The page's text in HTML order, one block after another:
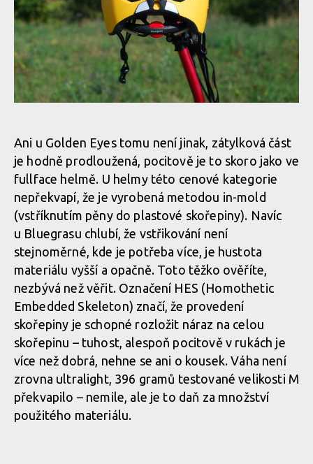
Ani u Golden Eyes tomu není jinak, zátylková část
je hodně prodloužená, pocitově je to skoro jako ve
fullface helmě. U helmy této cenové kategorie
nepřekvapí, že je vyrobená metodou in-mold
(vstříknutím pěny do plastové skořepiny). Navíc
u Bluegrasu chlubí, že vstřikování není
stejnoměrné, kde je potřeba více, je hustota
materiálu vyšší a opačně. Toto těžko ověříte,
nezbývá než věřit. Označení HES (Homothetic
Embedded Skeleton) značí, že provedení
skořepiny je schopné rozložit náraz na celou
skořepinu – tuhost, alespoň pocitově v rukách je
více než dobrá, nehne se ani o kousek. Váha není
zrovna ultralight, 396 gramů testované velikosti M
překvapilo – nemile, ale je to daň za množství
použitého materiálu.